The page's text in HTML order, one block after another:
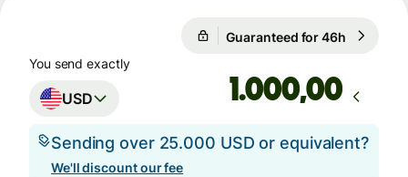
Guaranteed for 46h
You send exactly
USD ,00
Sending over 25.000 USD or equivalent?
We'll discount our fee